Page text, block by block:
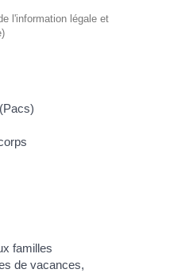
l'information légale et
familles
de vacances,